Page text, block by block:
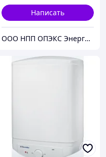
Написать
ООО НПП ОПЭКС Энергосистемы